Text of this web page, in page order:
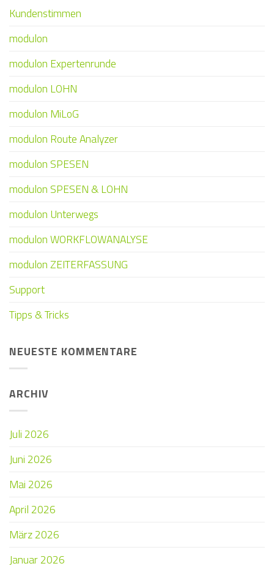
Kundenstimmen
modulon
modulon Expertenrunde
modulon LOHN
modulon MiLoG
modulon Route Analyzer
modulon SPESEN
modulon SPESEN & LOHN
modulon Unterwegs
modulon WORKFLOWANALYSE
modulon ZEITERFASSUNG
Support
Tipps & Tricks
NEUESTE KOMMENTARE
ARCHIV
Juli 2026
Juni 2026
Mai 2026
April 2026
März 2026
Januar 2026